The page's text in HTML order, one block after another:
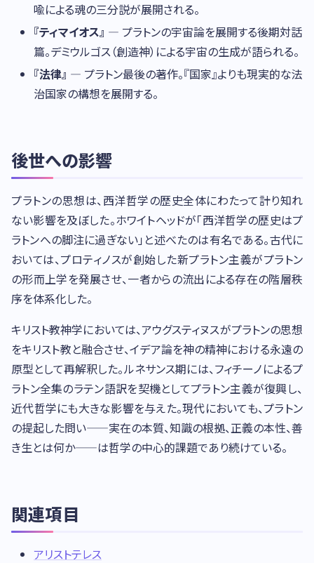
喩による魂の三分説が展開される。
『ティマイオス』 — プラトンの宇宙論を展開する後期対話
篇。デミウルゴス（創造神）による宇宙の生成が語られる。
『法律』 — プラトン最後の著作。『国家』よりも現実的な法
治国家の構想を展開する。
後世への影響
プラトンの思想は、西洋哲学の歴史全体にわたって計り知れ
ない影響を及ぼした。ホワイトヘッドが「西洋哲学の歴史はプ
ラトンへの脚注に過ぎない」と述べたのは有名である。古代に
おいては、プロティノスが創始した新プラトン主義がプラトン
の形而上学を発展させ、一者からの流出による存在の階層秩
序を体系化した。
キリスト教神学においては、アウグスティヌスがプラトンの思想
をキリスト教と融合させ、イデア論を神の精神における永遠の
原型として再解釈した。ルネサンス期には、フィチーノによるプ
ラトン全集のラテン語訳を契機としてプラトン主義が復興し、
近代哲学にも大きな影響を与えた。現代においても、プラトン
の提起した問い——実在の本質、知識の根拠、正義の本性、善
き生とは何か——は哲学の中心的課題であり続けている。
関連項目
アリストテレス